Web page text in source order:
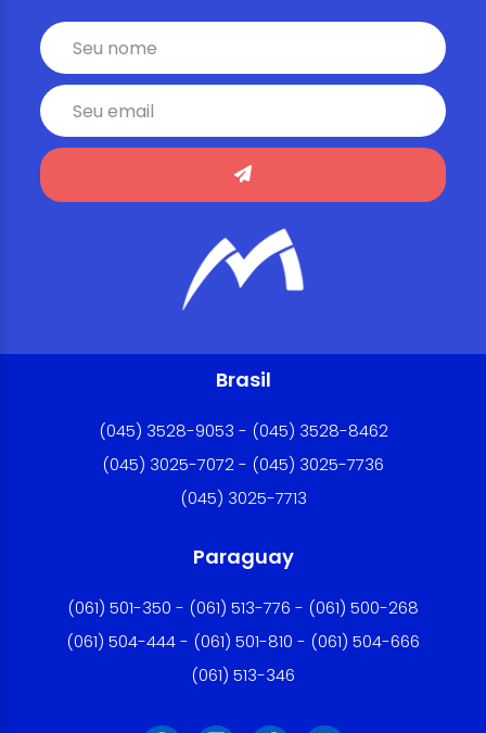
Brasil
(045) 3528-9053 - (045) 3528-8462
(045) 3025-7072 - (045) 3025-7736
(045) 3025-7713
Paraguay
(061) 501-350 - (061) 513-776 - (061) 500-268
(061) 504-444 - (061) 501-810 - (061) 504-666
(061) 513-346